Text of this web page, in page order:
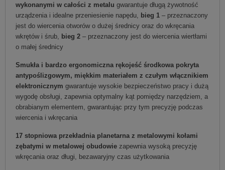
wykonanymi w całości z metalu gwarantuje długą żywotność
urządzenia i idealne przeniesienie napędu, bieg 1 – przeznaczony
jest do wiercenia otworów o dużej średnicy oraz do wkręcania
wkrętów i śrub, bieg 2 – przeznaczony jest do wiercenia wiertłami
o małej średnicy
Smukła i bardzo ergonomiczna rękojeść środkowa pokryta
antypoślizgowym, miękkim materiałem z czułym włącznikiem
elektronicznym gwarantuje wysokie bezpieczeństwo pracy i dużą
wygodę obsługi, zapewnia optymalny kąt pomiędzy narzędziem, a
obrabianym elementem, gwarantując przy tym precyzję podczas
wiercenia i wkręcania
17 stopniowa przekładnia planetarna z metalowymi kołami
zębatymi w metalowej obudowie zapewnia wysoką precyzję
wkręcania oraz długi, bezawaryjny czas użytkowania